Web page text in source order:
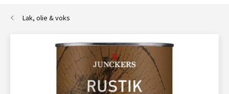
Lak, olie & voks